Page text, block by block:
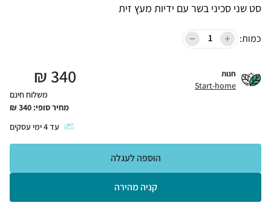
סט שני סכיני בשר עם ידיות מעץ זית
כמות:
חנות
Start-home
340
₪
משלוח חינם
מחיר סופי: 340
₪
עד4ימי עסקים
קניה מהירה
הוספה לעגלה